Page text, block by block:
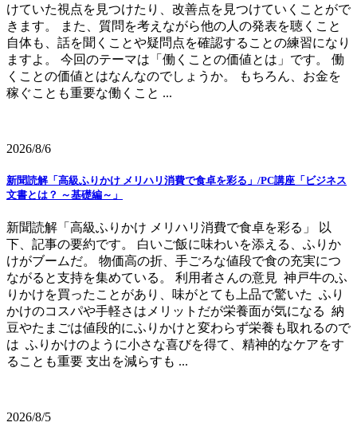
けていた視点を見つけたり、改善点を見つけていくことがで
きます。 また、質問を考えながら他の人の発表を聴くこと
自体も、話を聞くことや疑問点を確認することの練習になり
ますよ。 今回のテーマは「働くことの価値とは」です。 働
くことの価値とはなんなのでしょうか。 もちろん、お金を
稼ぐことも重要な働くこと ...
2026/8/6
新聞読解「高級ふりかけ メリハリ消費で食卓を彩る」/PC講座「ビジネス
文書とは？ ～基礎編～」
新聞読解「高級ふりかけ メリハリ消費で食卓を彩る」 以
下、記事の要約です。 白いご飯に味わいを添える、ふりか
けがブームだ。 物価高の折、手ごろな値段で食の充実につ
ながると支持を集めている。 利用者さんの意見 神戸牛のふ
りかけを買ったことがあり、味がとても上品で驚いた ふり
かけのコスパや手軽さはメリットだが栄養面が気になる 納
豆やたまごは値段的にふりかけと変わらず栄養も取れるので
は ふりかけのように小さな喜びを得て、精神的なケアをす
ることも重要 支出を減らすも ...
2026/8/5